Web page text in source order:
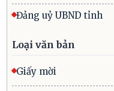
Đảng uỷ UBND tỉnh
Loại văn bản
Giấy mời